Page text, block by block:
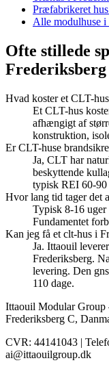
Præfabrikeret
Alle modulhuse i
Ofte stillede
Frederiksberg
Hvad koster et CLT-
Et CLT-hus
afhængigt af
konstruktion,
Er CLT-huse
Ja, CLT har
beskyttende
typisk REI 60-
Hvor lang tid tager det
Typisk 8-16
Fundamentet
Kan jeg få et clt-hus i
Ja. Ittaouil
Frederiksberg.
levering. Den
110 dage.
Ittaouil Modular
Frederiksberg C,
CVR: 44141043 |
ai@ittaouilgroup.dk